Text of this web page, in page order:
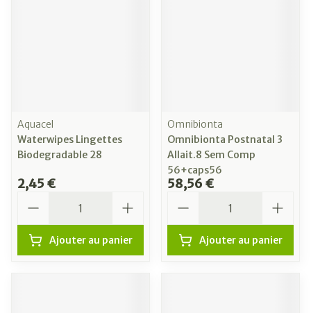
Aquacel
Waterwipes Lingettes
Biodegradable 28
2,45 €
Ajouter au panier
Omnibionta
Omnibionta Postnatal 3
Allait.8 Sem Comp
56+caps56
58,56 €
Ajouter au panier